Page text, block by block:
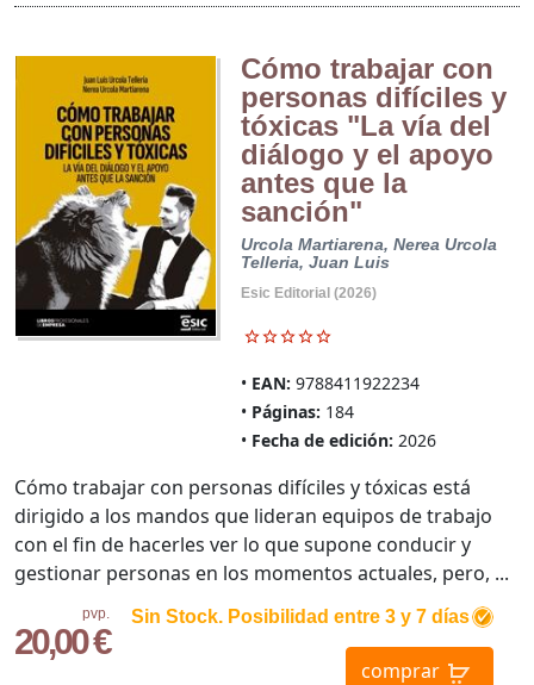
Cómo trabajar con
personas difíciles y
tóxicas "La vía del
diálogo y el apoyo
antes que la
sanción"
Urcola Martiarena, Nerea Urcola
Telleria, Juan Luis
Esic Editorial (2026)
EAN: 9788411922234
Páginas: 184
Fecha de edición: 2026
pvp.
20,00 €
Sin Stock. Posibilidad entre 3 y 7 días
comprar
Cómo trabajar con personas difíciles y tóxicas está
dirigido a los mandos que lideran equipos de trabajo
con el fin de hacerles ver lo que supone conducir y
gestionar personas en los momentos actuales, pero, ...